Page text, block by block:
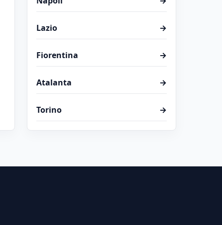
Lazio →
Fiorentina →
Atalanta →
Torino →